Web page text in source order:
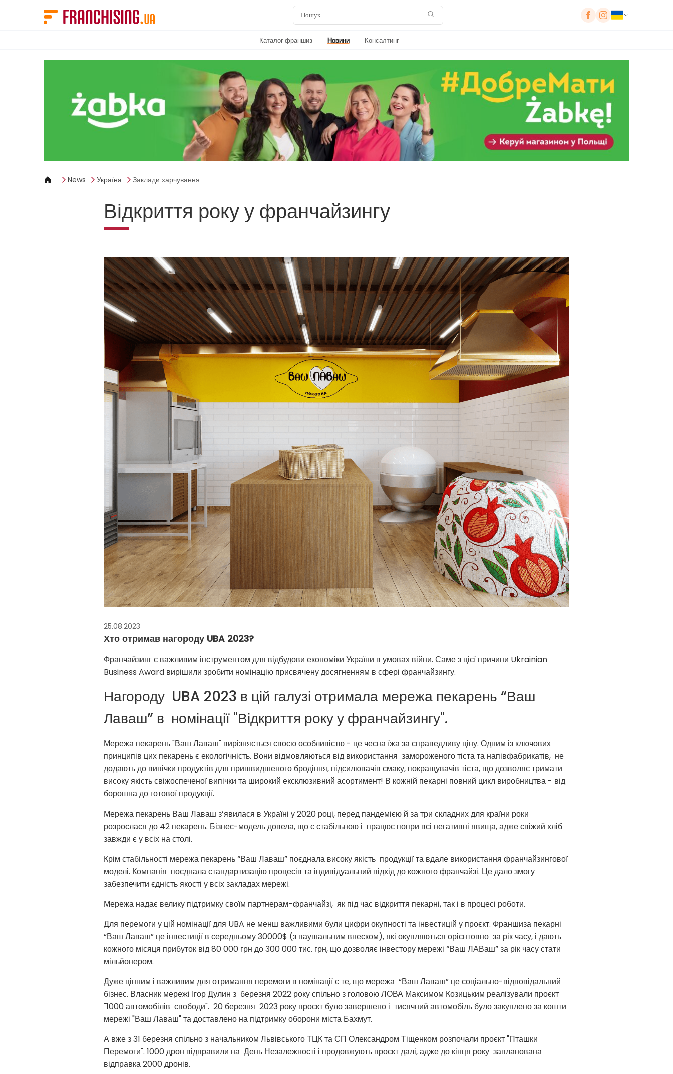
Каталог франшиз Новини Консалтинг
News Україна Заклади харчування
Відкриття року у франчайзингу
25.08.2023
Хто отримав нагороду UBA 2023?
Франчайзинг є важливим інструментом для відбудови економіки України в умовах війни. Саме з цієї причини Ukrainian
Business Award вирішили зробити номінацію присвячену досягненням в сфері франчайзингу.
Нагороду UBA 2023 в цій галузі отримала мережа пекарень “Ваш
Лаваш” в номінації "Відкриття року у франчайзингу".
Мережа пекарень "Ваш Лаваш" вирізняється своєю особливістю - це чесна їжа за справедливу ціну. Одним із ключових
принципів цих пекарень є екологічність. Вони відмовляються від використання замороженого тіста та напівфабрикатів, не
додають до випічки продуктів для пришвидшеного бродіння, підсилювачів смаку, покращувачів тіста, що дозволяє тримати
високу якість свіжоспеченої випічки та широкий ексклюзивний асортимент! В кожній пекарні повний цикл виробництва - від
борошна до готової продукції.
Мережа пекарень Ваш Лаваш з’явилася в Україні у 2020 році, перед пандемією й за три складних для країни роки
розрослася до 42 пекарень. Бізнес-модель довела, що є стабільною і працює попри всі негативні явища, адже свіжий хліб
завжди є у всіх на столі.
Крім стабільності мережа пекарень “Ваш Лаваш” поєднала високу якість продукції та вдале використання франчайзингової
моделі. Компанія поєднала стандартизацію процесів та індивідуальний підхід до кожного франчайзі. Це дало змогу
забезпечити єдність якості у всіх закладах мережі.
Мережа надає велику підтримку своїм партнерам-франчайзі, як під час відкриття пекарні, так і в процесі роботи.
Для перемоги у цій номінації для UBA не менш важливими були цифри окупності та інвестицій у проєкт. Франшиза пекарні
“Ваш Лаваш” це інвестиції в середньому 30000$ (з паушальним внеском), які окупляються орієнтовно за рік часу, і дають
кожного місяця прибуток від 80 000 грн до 300 000 тис. грн, що дозволяє інвестору мережі “Ваш ЛАВаш” за рік часу стати
мільйонером.
Дуже цінним і важливим для отримання перемоги в номінації є те, що мережа “Ваш Лаваш” це соціально-відповідальний
бізнес. Власник мережі Ігор Дулин з березня 2022 року спільно з головою ЛОВА Максимом Козицьким реалізували проєкт
"1000 автомобілів свободи". 20 березня 2023 року проєкт було завершено і тисячний автомобіль було закуплено за кошти
мережі "Ваш Лаваш" та доставлено на підтримку оборони міста Бахмут.
А вже з 31 березня спільно з начальником Львівського ТЦК та СП Олександром Тіщенком розпочали проєкт "Пташки
Перемоги". 1000 дрон відправили на День Незалежності і продовжують проєкт далі, адже до кінця року запланована
відправка 2000 дронів.